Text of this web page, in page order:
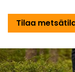
Tilaa